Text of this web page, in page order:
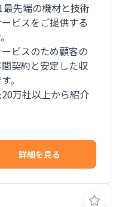
先端の機材と技術
ビスをご提供する
ビスのため顧客の
契約と安定した収
。
万社以上から紹介
詳細を見る